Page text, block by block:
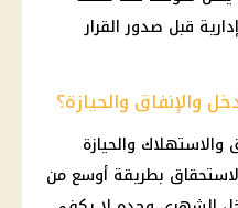
قبل صدور القرار
والإنفاق والحيازة؟
والاستهلاك والحيازة
بطريقة أوسع من